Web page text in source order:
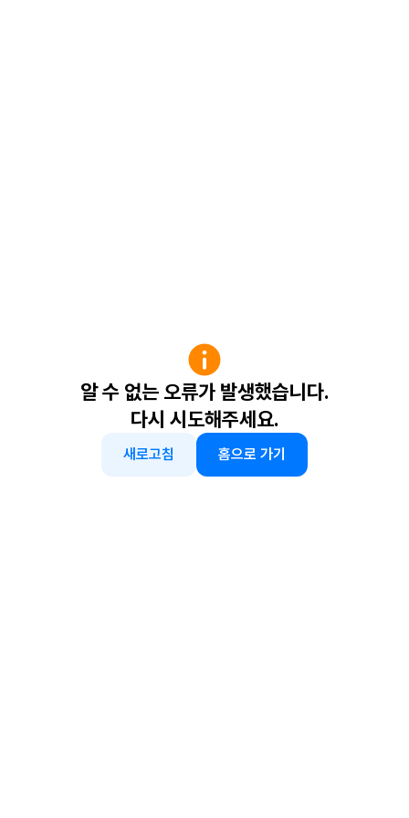
알 수 없는 오류가 발생했습니다.
다시 시도해주세요.
새로고침 홈으로 가기